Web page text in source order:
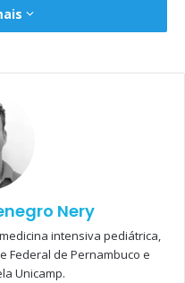
texto?
Nery
intensiva pediátrica,
Federal de Pernambuco e
Unicamp.